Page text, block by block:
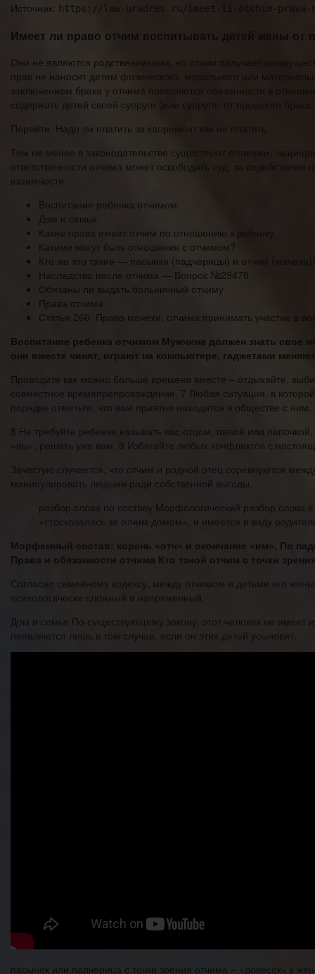
Источник: https://law-uradres.ru/imeet-li-otchim-prava-
Имеет ли право отчим воспитывать детей жены от
Они не являются родственниками, но отчим получает
прав не наносит детям физического, морального или
заключением брака у отчима появляются обязанности в
содержать детей своей супруги (или супруга) от прошлого брака.
Перейти Надо ли платить за капремонт как не платить
Тем не менее в законодательстве существуют оговорки,
ответственности отчима может освободить суд, за
взаимности.
Воспитание ребенка отчимом
Дом и семья
Какие права имеет отчим по отношению к ребенку
Какими могут быть отношения с отчимом?
Кто же это такие — пасынки (падчерицы) и отчим
Наследство после отчима — Вопрос №29478
Обязаны ли выдать больничный отчиму
Права отчима
Статья 260. Право мачехи, отчима принимать участие в
Воспитание ребенка отчимом Мужчина должен знать свое
они вместе чинят, играют на компьютере, гаджетами
Проводите как можно больше времени вместе – отдыхайте,
совместное времяпрепровождение. 7 Любая ситуация, в
порядке отметьте, что вам приятно находится в обществе с ним.
8 Не требуйте ребенка называть вас отцом, папой или
«вы», решать уже вам. 9 Избегайте любых конфликтов с
Зачастую случается, что отчим и родной отец соревнуются
манипулировать людьми ради собственной выгоды.
разбор слова по составу Морфологический разбор
«стосковалась за отчим домом», и имеется в виду
Морфемный состав: корень «отч» и окончание «им». По
Права и обязанности отчима Кто такой отчим с точки
Согласно семейному кодексу, между отчимом и детьми его
психологически сложный и напряженный.
Дом и семья По существующему закону, этот человек не имеет
появляются лишь в том случае, если он этих детей усыновит.
пасынок или падчерица с точки зрения отчима – «довесок» к